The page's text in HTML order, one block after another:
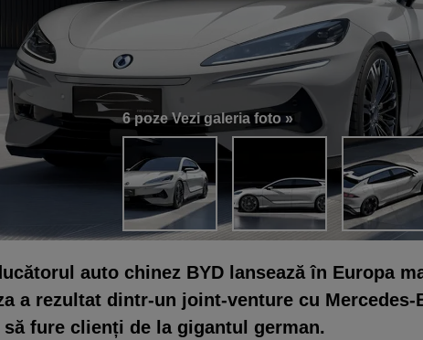
6 pozeVezi galeria foto »
auto chinez BYD lansează în Europa
a rezultat dintr-un joint-venture cu Mercedes-
să fure clienți de la gigantul german.